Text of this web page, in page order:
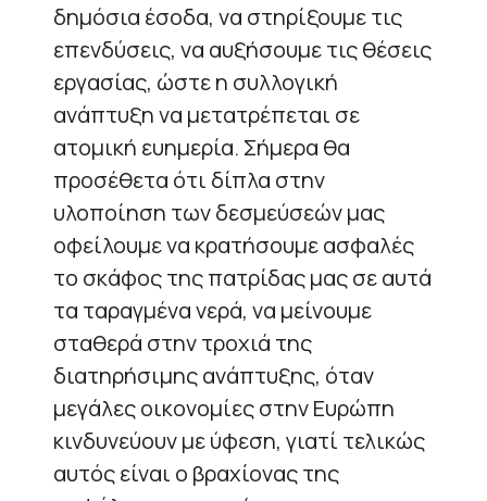
δημόσια έσοδα, να στηρίξουμε τις
επενδύσεις, να αυξήσουμε τις θέσεις
εργασίας, ώστε η συλλογική
ανάπτυξη να μετατρέπεται σε
ατομική ευημερία. Σήμερα θα
προσέθετα ότι δίπλα στην
υλοποίηση των δεσμεύσεών μας
οφείλουμε να κρατήσουμε ασφαλές
το σκάφος της πατρίδας μας σε αυτά
τα ταραγμένα νερά, να μείνουμε
σταθερά στην τροχιά της
διατηρήσιμης ανάπτυξης, όταν
μεγάλες οικονομίες στην Ευρώπη
κινδυνεύουν με ύφεση, γιατί τελικώς
αυτός είναι ο βραχίονας της